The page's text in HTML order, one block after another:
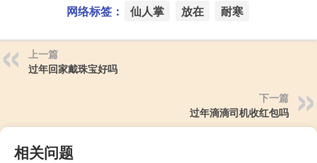
网络标签： 仙人掌 放在 耐寒
上一篇
过年回家戴珠宝好吗
下一篇
过年滴滴司机收红包吗
相关问题